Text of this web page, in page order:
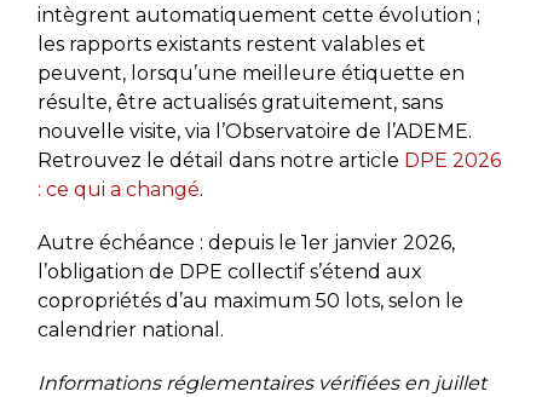
intègrent automatiquement cette évolution ;
les rapports existants restent valables et
peuvent, lorsqu’une meilleure étiquette en
résulte, être actualisés gratuitement, sans
nouvelle visite, via l’Observatoire de l’ADEME.
Retrouvez le détail dans notre article DPE 2026
: ce qui a changé.
Autre échéance : depuis le 1er janvier 2026,
l’obligation de DPE collectif s’étend aux
copropriétés d’au maximum 50 lots, selon le
calendrier national.
Informations réglementaires vérifiées en juillet